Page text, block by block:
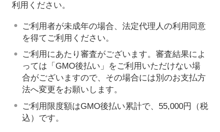
利用ください。
ご利用者が未成年の場合、法定代理人の利用同意
を得てご利用ください。
ご利用にあたり審査がございます。審査結果によ
っては「GMO後払い」をご利用いただけない場
合がございますので、その場合には別のお支払方
法へ変更をお願いします。
ご利用限度額はGMO後払い累計で、55,000円（税
込）です。